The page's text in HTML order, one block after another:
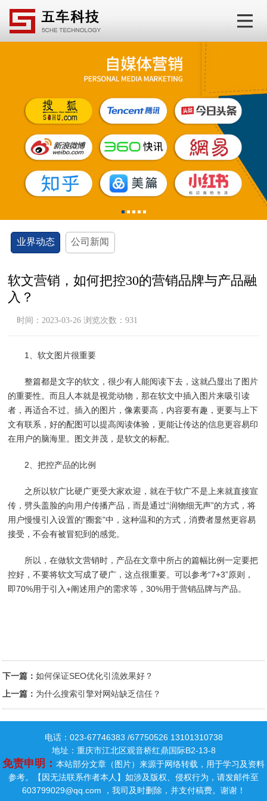
12345
业界动态 公司新闻
软文营销，如何把控30的营销品牌与产品融
入？
时间：2023-03-26 浏览次数：931
1、软文图片很重要
整篇都是文字的软文，很少有人能阅读下去，这就凸显出了图片
的重要性。而且人本就是视觉动物，那在软文中插入图片来吸引读
者，再适合不过。插入的图片，像素要高，内容要有趣，更要与上下
文有联系，好的配图可以提高阅读体验，更能让传达的信息更容易印
在用户的脑海里。图文并茂，是软文的标配。
2、把控产品的比例
之所以软广比硬广更受大家欢迎，就在于软广不是上来就直接宣
传，劈头盖脸的向用户传播产品，而是通过“润物细无声”的方式，将
用户慢慢引入设置的“圈套”中，这种温和的方式，消费者显然更容易
接受，不会有被冒犯到的感觉。
所以，在做软文营销时，产品在文章中所占的篇幅比例一定要把
控好，不要将软文写成了硬广，这点很重要。可以参考“7+3”原则，
即70%用于引入+阐述用户的需求等，30%用于营销品牌与产品。
下一篇：如何保证SEO优化引流效果好？
上一篇： 为什么搜索引擎对网站缺乏信任？
电话：023-67746383 /67750526 13101310738
地址：重庆市江北区观音桥红鼎国际B2-13-8
免责申明： 本站部分文章（图片）来源于网络转载，用于学习及资料
参考。【因无法联系作者本人】如涉及版权、侵权行为，请发邮件至
603799029@qq.com ，我司及时删除，并支付稿费。谢谢！